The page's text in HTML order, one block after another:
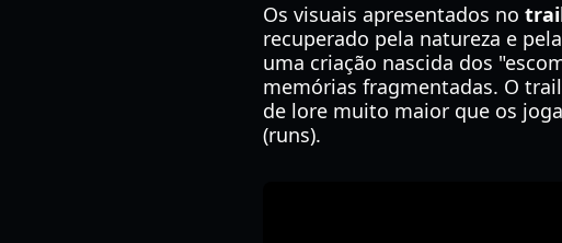
Os visuais apresentados no
recuperado pela natureza e
uma criação nascida dos
memórias fragmentadas. O
de lore muito maior que os
(runs).